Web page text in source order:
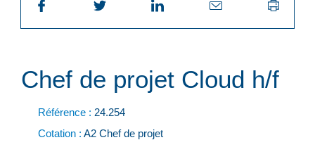
Chef de projet Cloud h/f
Référence : 24.254
Cotation : A2 Chef de projet